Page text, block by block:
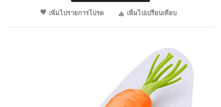
เพิ่มไปรายการโปรด
เพิ่มไปเปรียบเทียบ